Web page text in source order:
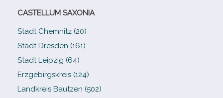
CASTELLUM SAXONIA
Stadt Chemnitz (20)
Stadt Dresden (161)
Stadt Leipzig (64)
Erzgebirgskreis (124)
Landkreis Bautzen (502)